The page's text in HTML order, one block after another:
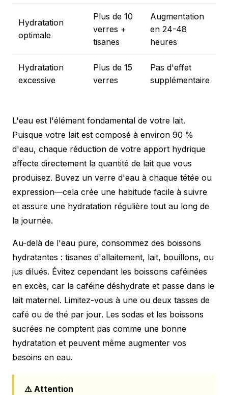
Hydratation
optimale
Plus de 10
verres +
tisanes
Augmentation
en 24-48
heures
Hydratation
excessive
Plus de 15
verres
Pas d'effet
supplémentaire
L'eau est l'élément fondamental de votre lait.
Puisque votre lait est composé à environ 90 %
d'eau, chaque réduction de votre apport hydrique
affecte directement la quantité de lait que vous
produisez. Buvez un verre d'eau à chaque tétée ou
expression—cela crée une habitude facile à suivre
et assure une hydratation régulière tout au long de
la journée.
Au-delà de l'eau pure, consommez des boissons
hydratantes : tisanes d'allaitement, lait, bouillons, ou
jus dilués. Évitez cependant les boissons caféinées
en excès, car la caféine déshydrate et passe dans le
lait maternel. Limitez-vous à une ou deux tasses de
café ou de thé par jour. Les sodas et les boissons
sucrées ne comptent pas comme une bonne
hydratation et peuvent même augmenter vos
besoins en eau.
⚠️ Attention